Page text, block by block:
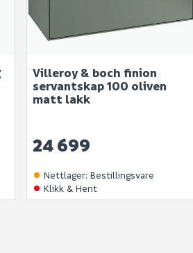
Villeroy & boch finion
servantskap 100 oliven
matt lakk
24 699
Nettlager:Bestillingsvare
Klikk & Hent